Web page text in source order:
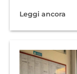
Leggi ancora